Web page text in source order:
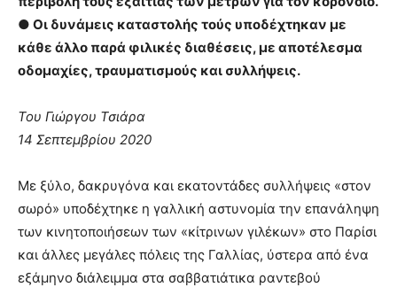
● Οι δυνάμεις καταστολής τούς υποδέχτηκαν με
κάθε άλλο παρά φιλικές διαθέσεις, με αποτέλεσμα
οδομαχίες, τραυματισμούς και συλλήψεις.
Του Γιώργου Τσιάρα
14 Σεπτεμβρίου 2020
Με ξύλο, δακρυγόνα και εκατοντάδες συλλήψεις «στον
σωρό» υποδέχτηκε η γαλλική αστυνομία την επανάληψη
των κινητοποιήσεων των «κίτρινων γιλέκων» στο Παρίσι
και άλλες μεγάλες πόλεις της Γαλλίας, ύστερα από ένα
εξάμηνο διάλειμμα στα σαββατιάτικα ραντεβού